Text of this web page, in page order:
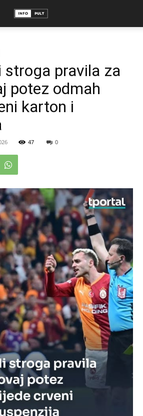
stroga pravila za
potez odmah
karton i
47 0